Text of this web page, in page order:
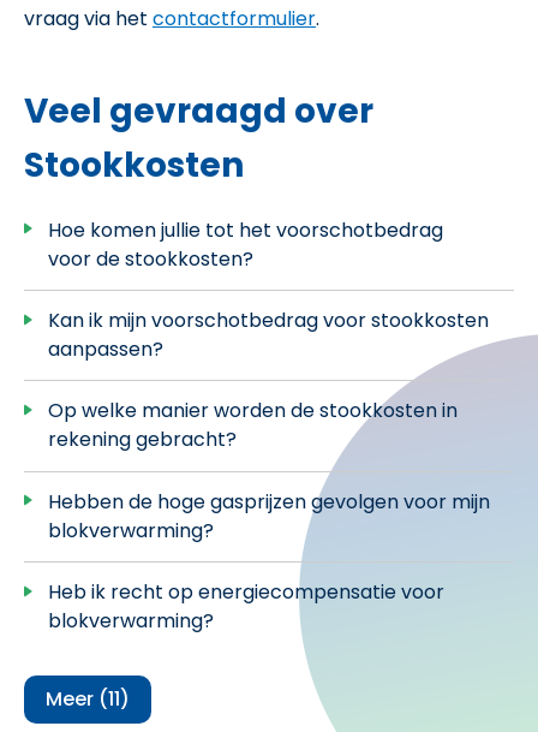
vraag via het contactformulier.
Veel gevraagd over
Stookkosten
Hoe komen jullie tot het voorschotbedrag
voor de stookkosten?
Kan ik mijn voorschotbedrag voor stookkosten
aanpassen?
Op welke manier worden de stookkosten in
rekening gebracht?
Hebben de hoge gasprijzen gevolgen voor mijn
blokverwarming?
Heb ik recht op energiecompensatie voor
blokverwarming?
Meer (11)